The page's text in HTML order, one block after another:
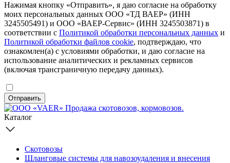
Нажимая кнопку «Отправить», я даю согласие на обработку
моих персональных данных ООО «ТД ВАЕР» (ИНН
3245505491) и ООО «ВАЕР-Сервис» (ИНН 3245503871) в
соответствии с Политикой обработки персональных данных и
Политикой обработки файлов cookie, подтверждаю, что
ознакомлен(а) с условиями обработки, и даю согласие на
использование аналитических и рекламных сервисов
(включая трансграничную передачу данных).
Отправить
Каталог
Скотовозы
Шланговые системы для навозоудаления и внесения